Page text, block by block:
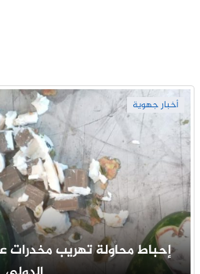
أخبار جهوية
إحباط محاولة تهريب